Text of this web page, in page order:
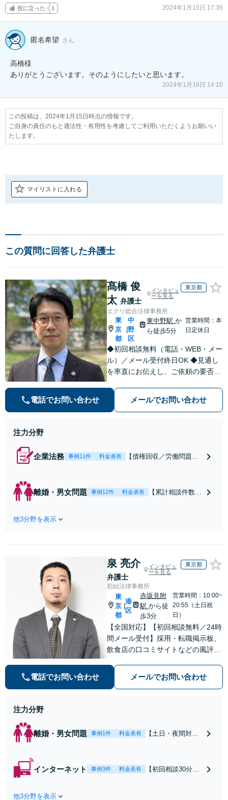
役に立った 1 2024年1月15日 17:35
匿名希望 さん
高橋様
ありがとうございます。そのようにしたいと思います。
2024年1月16日 14:10
この投稿は、2024年1月15日時点の情報です。
ご自身の責任のもと適法性・有用性を考慮してご利用いただくようお願いい
たします。
マイリストに入れる
この質問に回答した弁護士
髙橋 俊
太 弁護士
インタビュ
ーを見る
東京都
エクリ総合法律事務所
東
京
都
中
野
区
東中野駅か
ら徒歩5分
営業時間：本
日定休日
◆初回相談無料（電話・WEB・メー
ル）／メール受付終日OK ◆見通し
を率直にお伝えし、ご依頼の要否も
解決まで弁護士本人が一貫してスピ
ーディーに対応いたします。 ◆累計
電話でお問い合わせ メールでお問い合わせ
注力分野
企業法務 事例11件 料金表有
【債権回収／労働問題／
のトラブル・会社内のト
ラブルなど、事後の解決
対応OK】
離婚・男女問題 事例12件 料金表有
【累計相談件数20
ダーメイドの解決
様の話を丁寧にう
かがい、どんな不
安があるのか、何
を解決したいのか
を正確に読み取り
ます。【東京都在
住以外の方も対
応】
他3分野を表示
泉 亮介
弁護士
インタビュ
ーを見る
東京都
彩結法律事務所
東
京
都
港
区
赤坂見附
駅 から徒
歩3分
営業時間：10:00~
20:55（土日祝
日）
【全国対応】【初回相談無料／24時
間メール受付】採用・転職掲示板、
飲食店の口コミサイトなどの風評被
の種類を問わず相談可。可能な限り
早期対応で駆けつけサポート【労
電話でお問い合わせ メールでお問い合わせ
注力分野
離婚・男女問題 事例1件 料金表有
【土日・夜間対応
れたら、サインす
インターネット 事例3件 料金表有
【初回相談30分無
他3分野を表示